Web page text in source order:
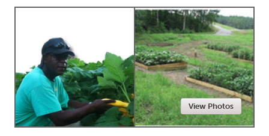
Javakhk
Yerevan
AUSTRALIA
Adelaide
Fleurieu
Lake Mac
Lower Hunter
Newcastle
Sydney View Photos